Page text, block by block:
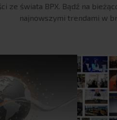
ze świata BPX. Bądź na
najnowszymi trendami w